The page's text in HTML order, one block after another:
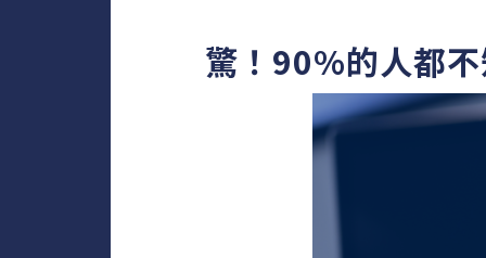
驚！90%的人都